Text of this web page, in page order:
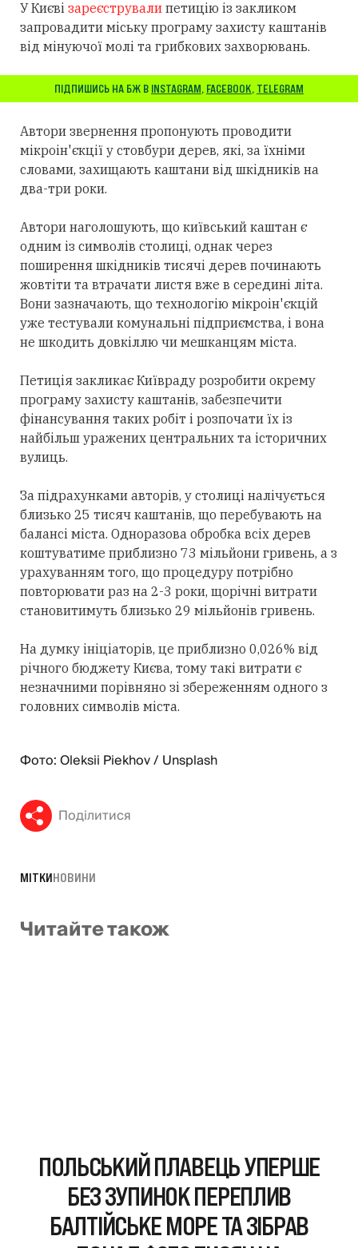
У Києві зареєстрували петицію із закликом
запровадити міську програму захисту каштанів
від мінуючої молі та грибкових захворювань.
ПІДПИШИСЬ НА БЖ В INSTAGRAM, FACEBOOK, TELEGRAM
Автори звернення пропонують проводити
мікроін'єкції у стовбури дерев, які, за їхніми
словами, захищають каштани від шкідників на
два-три роки.
Автори наголошують, що київський каштан є
одним із символів столиці, однак через
поширення шкідників тисячі дерев починають
жовтіти та втрачати листя вже в середині літа.
Вони зазначають, що технологію мікроін'єкцій
уже тестували комунальні підприємства, і вона
не шкодить довкіллю чи мешканцям міста.
Петиція закликає Київраду розробити окрему
програму захисту каштанів, забезпечити
фінансування таких робіт і розпочати їх із
найбільш уражених центральних та історичних
вулиць.
За підрахунками авторів, у столиці налічується
близько 25 тисяч каштанів, що перебувають на
балансі міста. Одноразова обробка всіх дерев
коштуватиме приблизно 73 мільйони гривень, а з
урахуванням того, що процедуру потрібно
повторювати раз на 2-3 роки, щорічні витрати
становитимуть близько 29 мільйонів гривень.
На думку ініціаторів, це приблизно 0,026% від
річного бюджету Києва, тому такі витрати є
незначними порівняно зі збереженням одного з
головних символів міста.
Фото: Oleksii Piekhov / Unsplash
Поділитися
МІТКИНОВИНИ
Читайте також
ПОЛЬСЬКИЙ ПЛАВЕЦЬ УПЕРШЕ
БЕЗ ЗУПИНОК ПЕРЕПЛИВ
БАЛТІЙСЬКЕ МОРЕ ТА ЗІБРАВ